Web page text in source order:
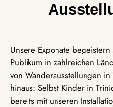
Unsere Exponate
Publikum in zahlreichen
von Wanderausstellungen
hinaus: Selbst Kinder in
bereits mit unseren